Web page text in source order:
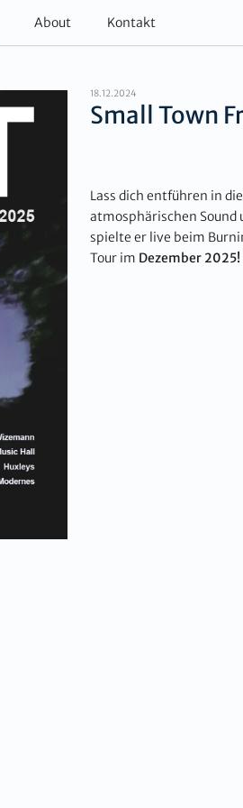
About Kontakt
18.12.2024
Small Town
Lass dich entführen in
atmosphärischen
spielte er live beim
Tour im Dezember 2025!